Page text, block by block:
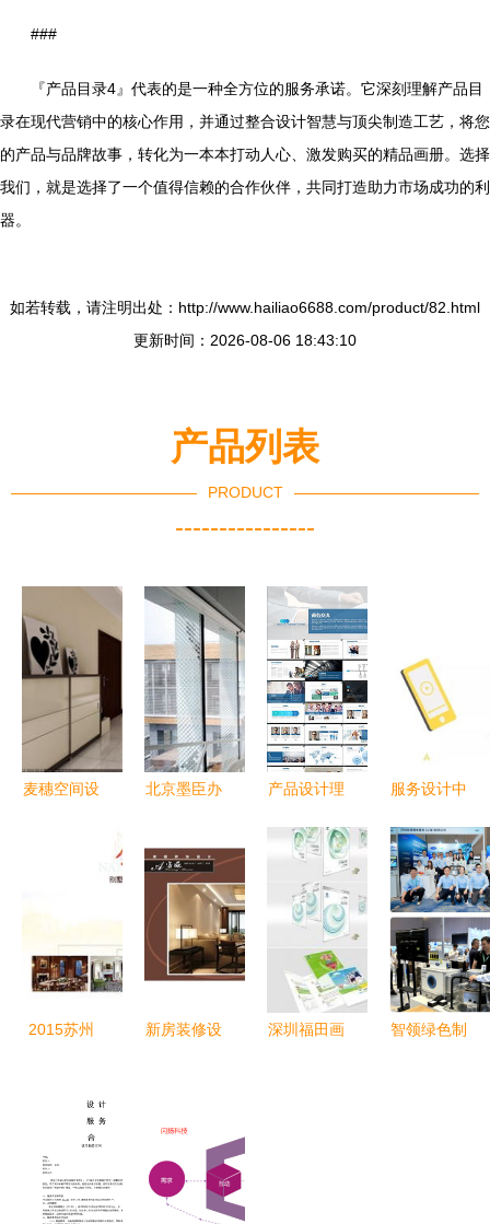
###
『产品目录4』代表的是一种全方位的服务承诺。它深刻理解产品目
录在现代营销中的核心作用，并通过整合设计智慧与顶尖制造工艺，将您
的产品与品牌故事，转化为一本本打动人心、激发购买的精品画册。选择
我们，就是选择了一个值得信赖的合作伙伴，共同打造助力市场成功的利
器。
如若转载，请注明出处：http://www.hailiao6688.com/product/82.html
更新时间：2026-08-06 18:43:10
产品列表
PRODUCT
----------------
麦穗空间设
验
北京墨臣办
边缘唱旧
曲，灰度之
间序新章
——一部空
间异力成长
志
产品设计理
到实践的图
文规范
服务设计中
维 多维度
构建卓越服
务
2015苏州
制化服务打
造私家生活
美学
新房装修设
设计巧思与
高品质家居
诞生记
深圳福田画
智领绿色制